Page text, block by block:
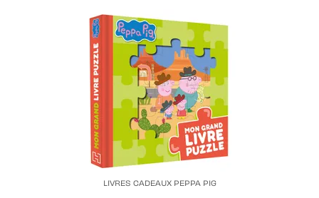
LIVRES CADEAUX PEPPA PIG